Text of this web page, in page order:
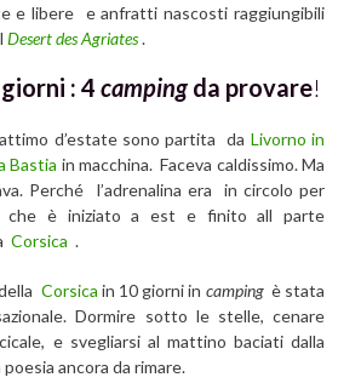
e libere e anfratti nascosti raggiungibili
Desert des Agriates.
: 4 camping da provare!
d’estate sono partita da Livorno in
Bastia in macchina. Faceva caldissimo. Ma
Perché l’adrenalina era in circolo per
è iniziato a est e finito all parte
Corsica .
Corsica in 10 giorni in campingè stata
Dormire sotto le stelle, cenare
e svegliarsi al mattino baciati dalla
ancora da rimare.